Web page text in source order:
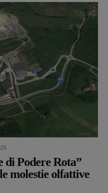
Podere Rota”
molestie olfattive